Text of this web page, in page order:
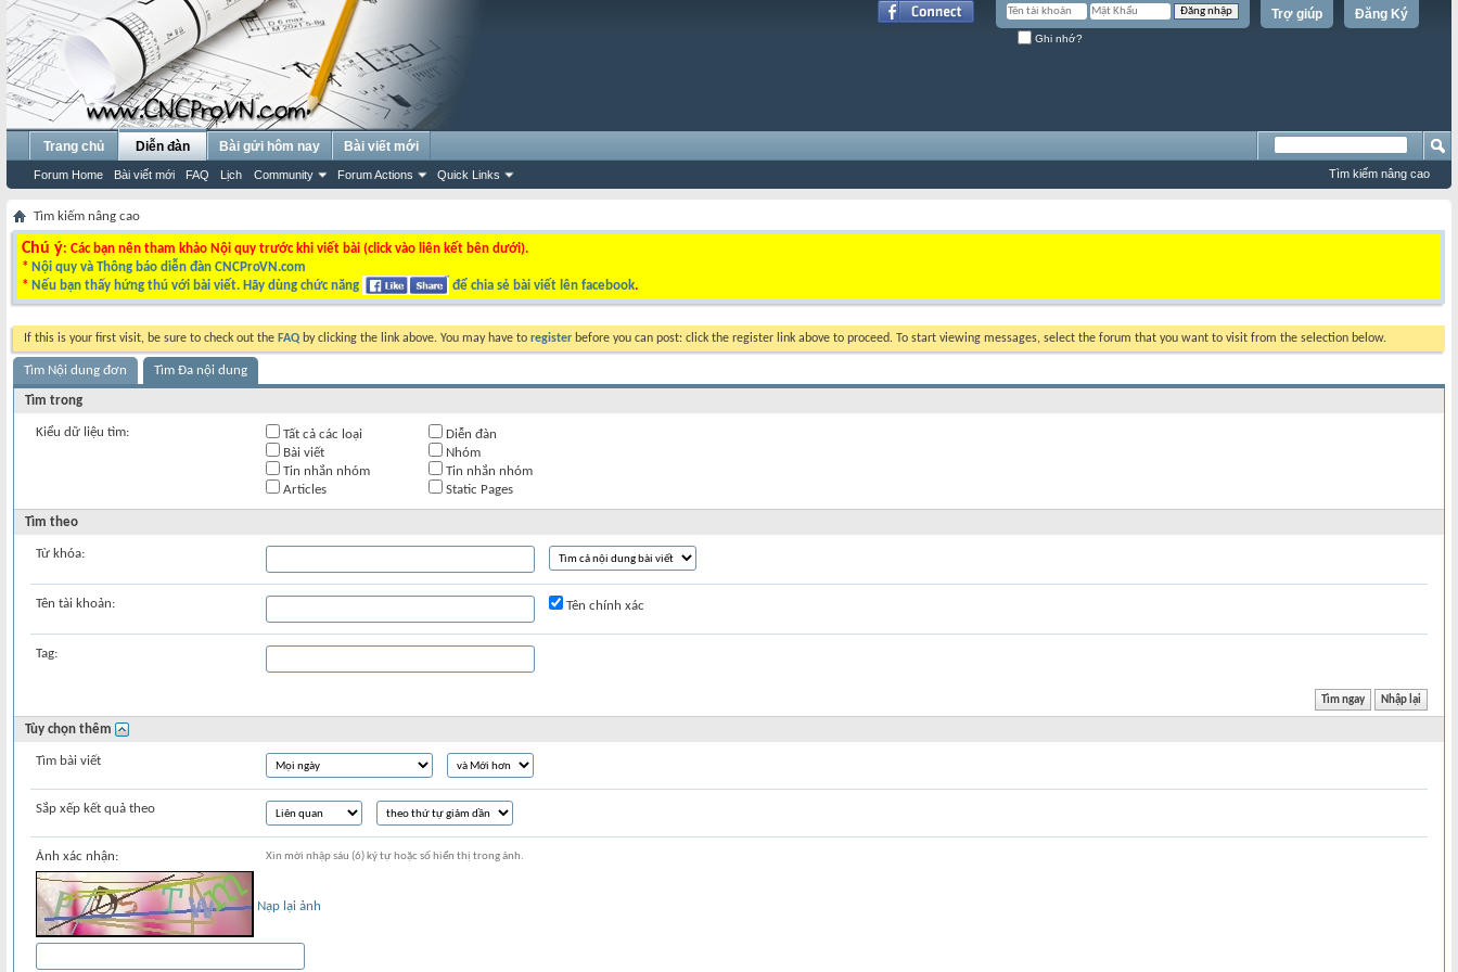
Đăng Ký
Trợ giúp
Ghi nhớ?
Trang chủ Diễn đàn
Forum Home Bài viết mới FAQ Lịch Community Forum Actions Quick Links
Bài gửi hôm nay Bài viết mới
Tìm kiếm nâng cao
Tìm kiếm nâng cao
Chú ý: Các bạn nên tham khảo Nội quy trước khi viết bài (click vào liên kết bên dưới).
* Nội quy và Thông báo diễn đàn CNCProVN.com
* Nếu bạn thấy hứng thú với bài viết. Hãy dùng chức năng để chia sẻ bài viết lên facebook.
If this is your first visit, be sure to check out the FAQ by clicking the link above. You may have to register before you can post: click the register link above to proceed. To start viewing messages, select the forum that you want to visit from the selection below.
Tìm Nội dung đơn Tìm Đa nội dung
Tìm trong
Kiểu dữ liệu tìm: Tất cả các loại
Diễn đàn
Bài viết
Nhóm
Tin nhắn nhóm
Tin nhắn nhóm
Articles
Static Pages
Tìm theo
Từ khóa:
Tên tài khoản: Tên chính xác
Tag:
Tùy chọn thêm
Tìm bài viết
Sắp xếp kết quả theo
Ảnh xác nhận: Xin mời nhập sáu (6) ký tự hoặc số hiển thị trong ảnh.
Nạp lại ảnh